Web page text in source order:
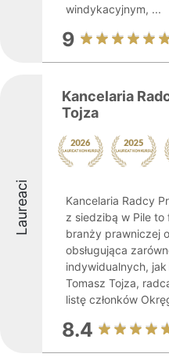
windykacyjnym, ...
9
Laureaci
Kancelaria
Tojza
Kancelaria Radcy
z siedzibą w Pile to
branży prawniczej
obsługująca
indywidualnych,
Tomasz Tojza,
listę członków
8.4